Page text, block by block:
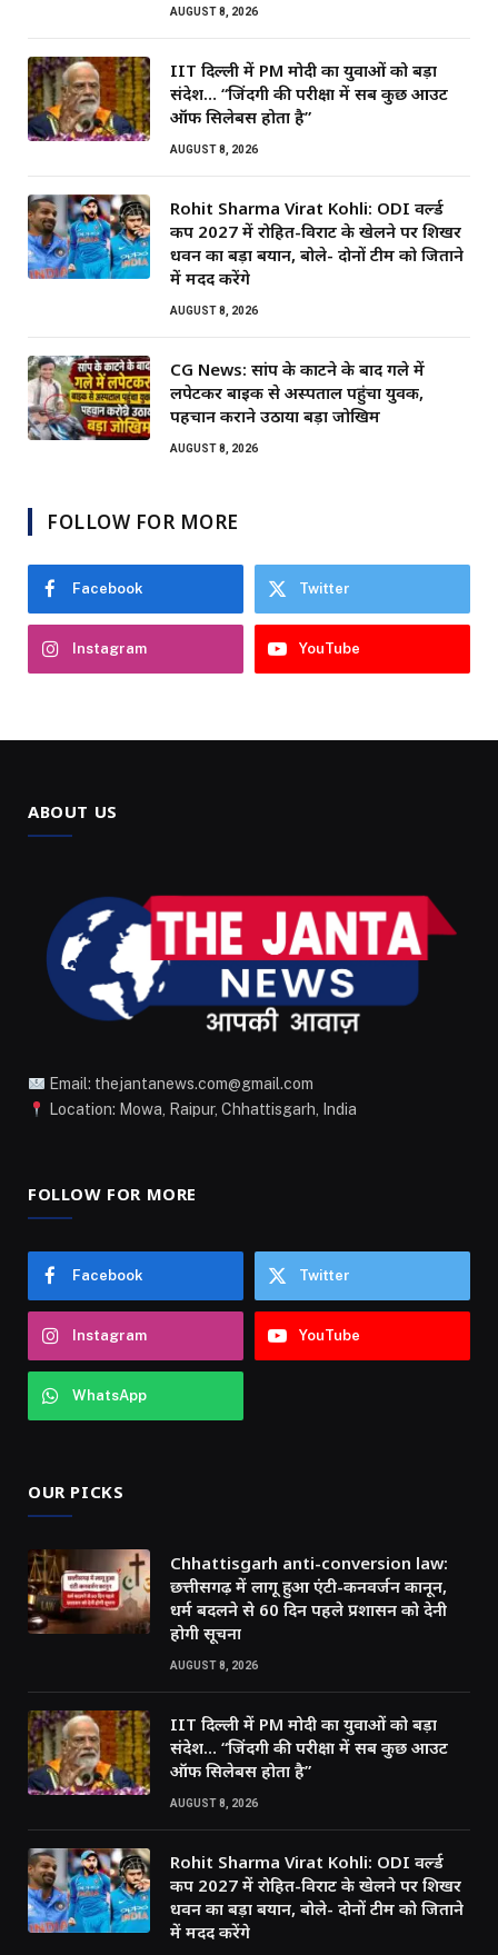
AUGUST 8, 2026
IIT दिल्ली में PM मोदी का युवाओं को बड़ा
संदेश… “जिंदगी की परीक्षा में सब कुछ आउट
ऑफ सिलेबस होता है”
AUGUST 8, 2026
Rohit Sharma Virat Kohli: ODI वर्ल्ड
कप 2027 में रोहित-विराट के खेलने पर शिखर
धवन का बड़ा बयान, बोले- दोनों टीम को जिताने
में मदद करेंगे
AUGUST 8, 2026
CG News: सांप के काटने के बाद गले में
लपेटकर बाइक से अस्पताल पहुंचा युवक,
पहचान कराने उठाया बड़ा जोखिम
AUGUST 8, 2026
FOLLOW FOR MORE
Facebook Twitter
Instagram YouTube
ABOUT US
Email: thejantanews.com@gmail.com
Location: Mowa, Raipur, Chhattisgarh, India
FOLLOW FOR MORE
Facebook Twitter
Instagram YouTube
WhatsApp
OUR PICKS
Chhattisgarh anti-conversion law:
छत्तीसगढ़ में लागू हुआ एंटी-कनवर्जन कानून,
धर्म बदलने से 60 दिन पहले प्रशासन को देनी
होगी सूचना
AUGUST 8, 2026
IIT दिल्ली में PM मोदी का युवाओं को बड़ा
संदेश… “जिंदगी की परीक्षा में सब कुछ आउट
ऑफ सिलेबस होता है”
AUGUST 8, 2026
Rohit Sharma Virat Kohli: ODI वर्ल्ड
कप 2027 में रोहित-विराट के खेलने पर शिखर
धवन का बड़ा बयान, बोले- दोनों टीम को जिताने
में मदद करेंगे